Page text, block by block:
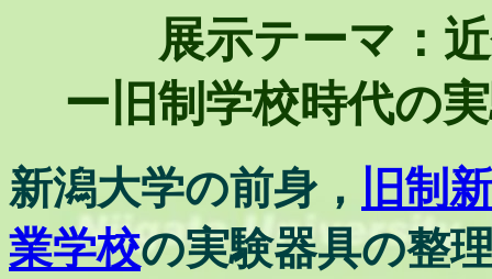
展示テーマ：
ー旧制学校時代の
新潟大学の前身，
旧制
業学校の実験器具の整